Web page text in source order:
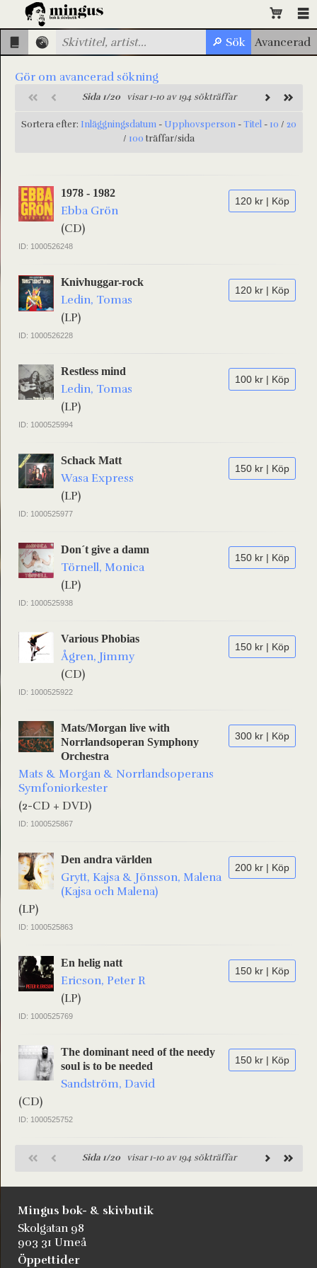
Gör om avancerad sökning
Sida 1/20visar 1-10 av 194 sökträffar
Sortera efter: Inläggningsdatum - Upphovsperson -Titel - 10 / 20
/ 100 träffar/sida
120 kr | Köp
1978 - 1982
Ebba Grön
(CD)
ID: 1000526248
120 kr | Köp
Knivhuggar-rock
Ledin, Tomas
(LP)
ID: 1000526228
100 kr | Köp
Restless mind
Ledin, Tomas
(LP)
ID: 1000525994
150 kr | Köp
Schack Matt
Wasa Express
(LP)
ID: 1000525977
150 kr | Köp
Don´t give a damn
Törnell, Monica
(LP)
ID: 1000525938
150 kr | Köp
Various Phobias
Ågren, Jimmy
(CD)
ID: 1000525922
300 kr | Köp
Mats/Morgan live with
Norrlandsoperan Symphony
Orchestra
Mats & Morgan & Norrlandsoperans
Symfoniorkester
(2-CD + DVD)
ID: 1000525867
200 kr | Köp
Den andra världen
Grytt, Kajsa & Jönsson, Malena
(Kajsa och Malena)
(LP)
ID: 1000525863
150 kr | Köp
En helig natt
Ericson, Peter R
(LP)
ID: 1000525769
150 kr | Köp
The dominant need of the needy
soul is to be needed
Sandström, David
(CD)
ID: 1000525752
Sida 1/20visar 1-10 av 194 sökträffar
Mingus bok- & skivbutik
Skolgatan 98
903 31 Umeå
Öppettider